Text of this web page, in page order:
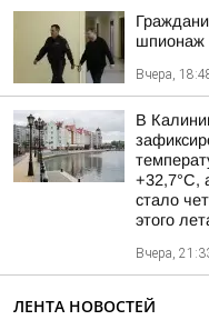
шпионаж
Вчера,
В
+32,7°С,
стало
этого
Вчера,
ЛЕНТА НОВОСТЕЙ